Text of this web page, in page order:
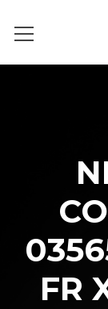
FR